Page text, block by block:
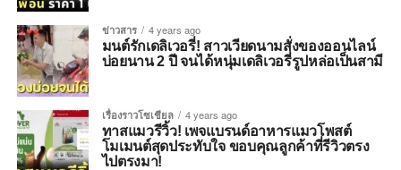
ข่าวสาร 4 years ago
มนต์รักเดลิเวอรี่! สาวเวียดนามสั่งของออนไลน์
บ่อยนาน 2 ปี จนได้หนุ่มเดลิเวอรี่รูปหล่อเป็นสามี
เรื่องราวโซเชียล 4 years ago
ทาสแมวรีวิ้ว! เพจแบรนด์อาหารแมวโพสต์
โมเมนต์สุดประทับใจ ขอบคุณลูกค้าที่รีวิวตรง
ไปตรงมา!